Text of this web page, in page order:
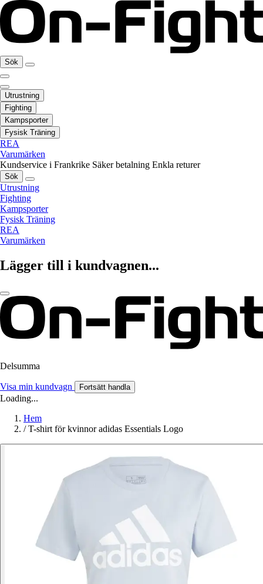
Sök
Utrustning
Fighting
Kampsporter
Fysisk Träning
REA
Varumärken
Kundservice i Frankrike Säker betalning Enkla returer
Sök
Utrustning
Fighting
Kampsporter
Fysisk Träning
REA
Varumärken
Lägger till i kundvagnen...
Delsumma
Visa min kundvagn Fortsätt handla
Loading...
Hem
/ T-shirt för kvinnor adidas Essentials Logo